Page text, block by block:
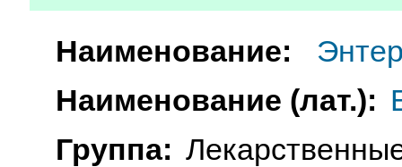
Наименование:
Наименование (лат.):
Группа: